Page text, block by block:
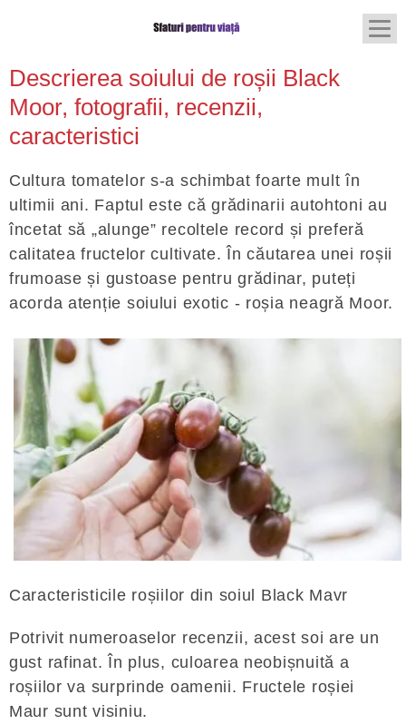
Descrierea soiului de roșii Black
Moor, fotografii, recenzii,
caracteristici
Cultura tomatelor s-a schimbat foarte mult în
ultimii ani. Faptul este că grădinarii autohtoni au
încetat să „alunge” recoltele record și preferă
calitatea fructelor cultivate. În căutarea unei roșii
frumoase și gustoase pentru grădinar, puteți
acorda atenție soiului exotic - roșia neagră Moor.
Caracteristicile roșiilor din soiul Black Mavr
Potrivit numeroaselor recenzii, acest soi are un
gust rafinat. În plus, culoarea neobișnuită a
roșiilor va surprinde oamenii. Fructele roșiei
Maur sunt visiniu.